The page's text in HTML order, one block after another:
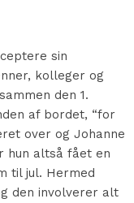
sin
kolleger og
den 1.
af bordet, “for
over og Johanne
hun altså fået en
til jul. Hermed
den involverer alt